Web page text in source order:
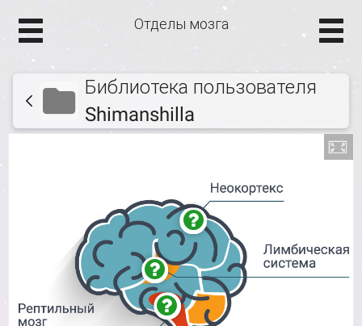
Отделы мозга
Библиотека пользователя
Shimanshilla